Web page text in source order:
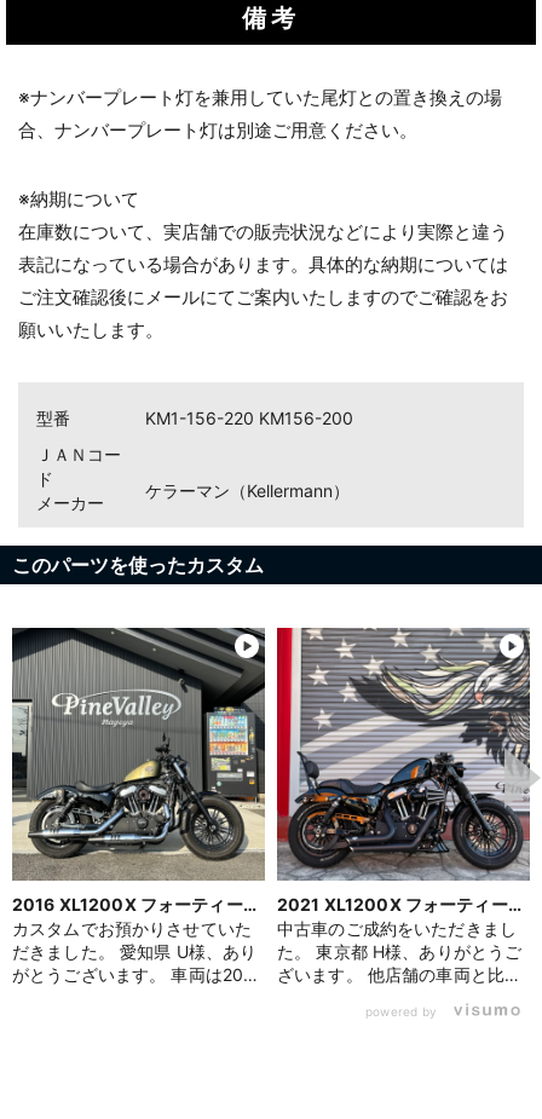
備考
※ナンバープレート灯を兼用していた尾灯との置き換えの場
合、ナンバープレート灯は別途ご用意ください。
※納期について
在庫数について、実店舗での販売状況などにより実際と違う
表記になっている場合があります。具体的な納期については
ご注文確認後にメールにてご案内いたしますのでご確認をお
願いいたします。
型番
KM1-156-220 KM156-200
ＪＡＮコー
ド
メーカー
ケラーマン（Kellermann）
このパーツを使ったカスタム
2016 XL1200X フォーティーエ
イト
カスタムでお預かりさせていた
だきました。 愛知県 U様、あり
がとうございます。 車両は2016
2021 XL1200X フォーティーエ
イト
中古車のご成約をいただきまし
た。 東京都 H様、ありがとうご
ざいます。 他店舗の車両と比較
ていましたが、「理想に近いカ
powered by